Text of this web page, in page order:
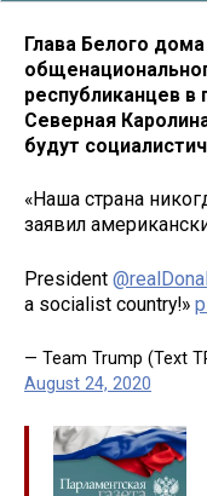
Глава Белого
республиканцев
Северная
будут
«Наша страна
заявил
President
a socialist country!»
— Team Trump (Text
August 24, 2020